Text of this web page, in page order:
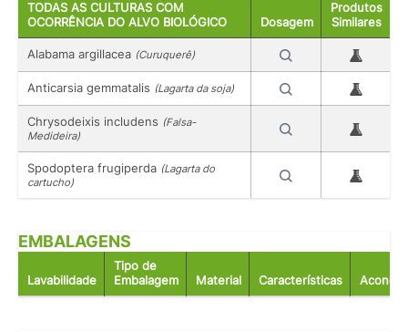
TODAS AS CULTURAS COM
OCORRÊNCIA DO ALVO BIOLÓGICO
Dosagem
Produtos
Similares
Alabama argillacea (Curuquerê)
Anticarsia gemmatalis (Lagarta da soja)
Chrysodeixis includens (Falsa-
Medideira)
Spodoptera frugiperda (Lagarta do
cartucho)
EMBALAGENS
Lavabilidade
Tipo de
Embalagem
Material Características